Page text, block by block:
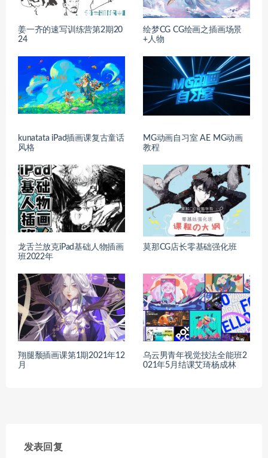
姜一齐的速写训练营第2期20
24
绘梦CG CG绘画之插画场景
+人物
kunatata iPad插画课复古童话
风格
MG动画自习室 AE MG动画
教程
龙舌兰放克iPad基础人物插画
班2022年
莫那CG店长零基础强化班
翔腿颓插画课第1期2021年12
月
乌云男青年视觉技法全能班2
021年5月结课艾琦杨成林
发表回复